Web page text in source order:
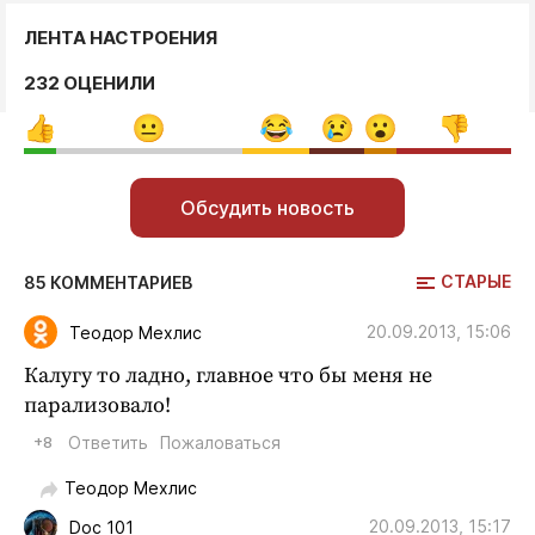
ЛЕНТА НАСТРОЕНИЯ
232 ОЦЕНИЛИ
Обсудить новость
85 КОММЕНТАРИЕВ СТАРЫЕ
Теодор Мехлис 20.09.2013, 15:06
Калугу то ладно, главное что бы меня не
парализовало!
+8 Ответить Пожаловаться
Теодор Мехлис
Doc 101
20.09.2013, 15:17